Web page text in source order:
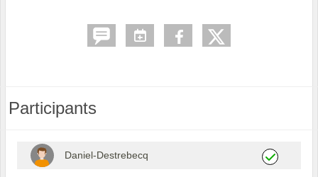
Participants
Daniel-Destrebecq